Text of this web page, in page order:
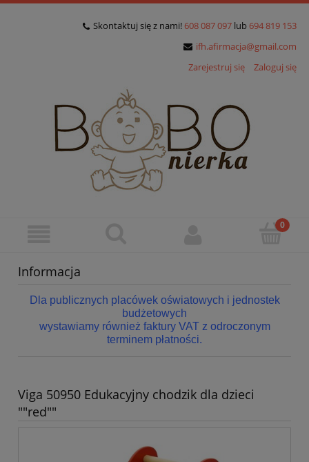
Skontaktuj się z nami! 608 087 097 lub 694 819 153
ifh.afirmacja@gmail.com
Zarejestruj się
Zaloguj się
Informacja
Dla publicznych placówek oświatowych i jednostek
budżetowych
wystawiamy również faktury VAT z odroczonym
terminem płatności.
Viga 50950 Edukacyjny chodzik dla dzieci
""red""